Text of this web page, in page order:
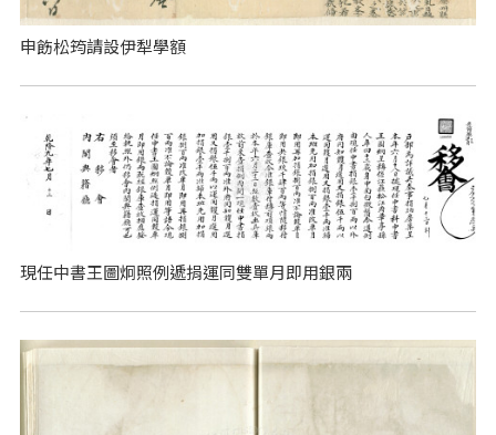
申飭松筠請設伊犁學額
現任中書王圖炯照例遞捐運同雙單月即用銀兩